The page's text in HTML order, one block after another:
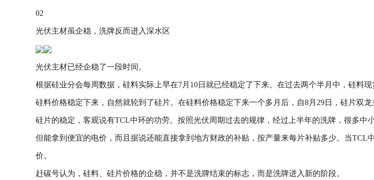
02
光伏主材虽企稳，洗牌反而进入深水区
光伏主材已经企稳了一段时间。
根据硅业分会每周数据，硅料实际上早在7月10日就已经稳定了下来。在过去两个半月中，硅料现
硅料价格稳定下来，自然就轮到了硅片。在硅料价格稳定下来一个多月后，自8月29日，硅片双
硅片的稳定，客观说有TCL中环的功劳。按照光伏周期过去的规律，经过上半年的洗牌，很多
但能拿到便宜的电价，而且据说还能直接拿到地方财政的补贴，按产量来每片补贴多少。当
价。
赶碳号认为，硅料、硅片价格的企稳，并不是洗牌结束的标志，而是洗牌进入新的阶段。